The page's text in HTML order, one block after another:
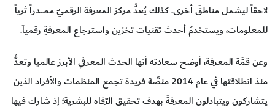
لاحقاً ليشمل مناطقَ أخرى. كذلك يُعدُّ مركز المعرفة الرقميّ مصدراً ثرياً
للمعلومات، ويستخدمُ أحدث تقنيات تخزين واسترجاع المعرفةِ رقمياً.
وعن قمَّة المعرفة، أوضح سعادته أنها الحدث المعرفي الأبرز عالمياً وتعدُّ
منذ انطلاقتها في عام 2014 منصَّة فريدة تجمع المنظمات والأفراد الذين
يتشاركون ويتبادلون المعرفةَ بهدف تحقيق الرّفاه للبشرية؛ إذ شارك فيها